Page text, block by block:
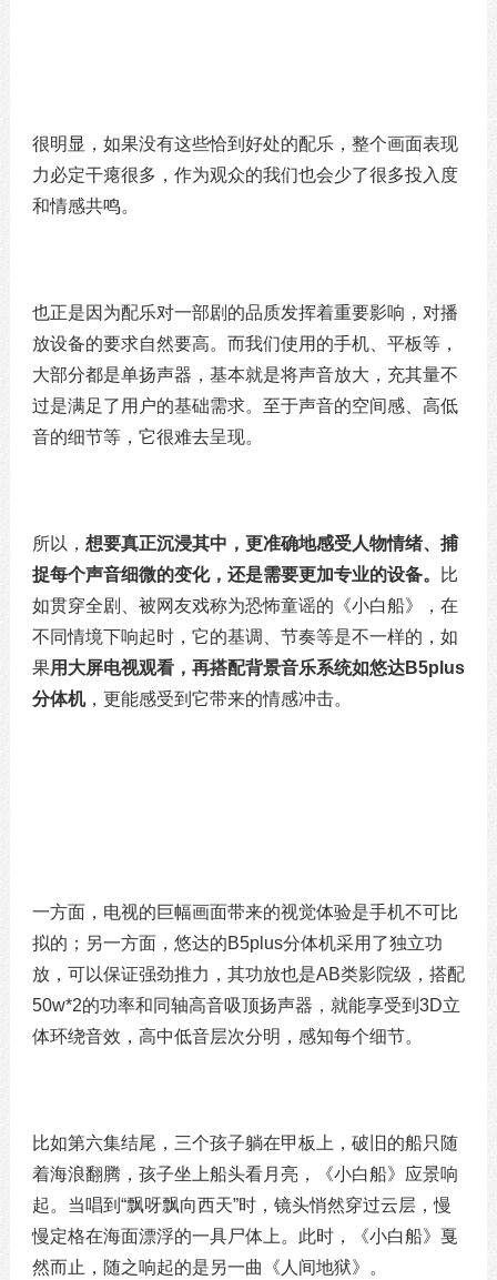
很明显，如果没有这些恰到好处的配乐，整个画面表现
力必定干瘪很多，作为观众的我们也会少了很多投入度
和情感共鸣。
也正是因为配乐对一部剧的品质发挥着重要影响，对播
放设备的要求自然要高。而我们使用的手机、平板等，
大部分都是单扬声器，基本就是将声音放大，充其量不
过是满足了用户的基础需求。至于声音的空间感、高低
音的细节等，它很难去呈现。
所以， 想要真正沉浸其中，更准确地感受人物情绪、捕
捉每个声音细微的变化，还是需要更加专业的设备。
比
如贯穿全剧、被网友戏称为恐怖童谣的《小白船》，在
不同情境下响起时，它的基调、节奏等是不一样的，如
果用大屏电视观看，再搭配背景音乐系统如悠达B5plus
分体机，更能感受到它带来的情感冲击。
一方面，电视的巨幅画面带来的视觉体验是手机不可比
拟的；另一方面，悠达的B5plus分体机采用了独立功
放，可以保证强劲推力，其功放也是AB类影院级，搭配
50w*2的功率和同轴高音吸顶扬声器，就能享受到3D立
体环绕音效，高中低音层次分明，感知每个细节。
比如第六集结尾，三个孩子躺在甲板上，破旧的船只随
着海浪翻腾，孩子坐上船头看月亮，《小白船》应景响
起。当唱到 “飘呀飘向西天”时，镜头悄然穿过云层，慢
慢定格在海面漂浮的一具尸体上。此时，《小白船》戛
然而止，随之响起的是另一曲《人间地狱》。